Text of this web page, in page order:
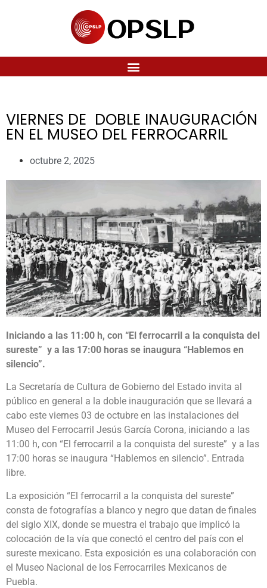
VIERNES DE DOBLE INAUGURACIÓN
EN EL MUSEO DEL FERROCARRIL
octubre 2, 2025
Iniciando a las 11:00 h, con “El ferrocarril a la conquista del
sureste” y a las 17:00 horas se inaugura “Hablemos en
silencio”.
La Secretaría de Cultura de Gobierno del Estado invita al
público en general a la doble inauguración que se llevará a
cabo este viernes 03 de octubre en las instalaciones del
Museo del Ferrocarril Jesús García Corona, iniciando a las
11:00 h, con “El ferrocarril a la conquista del sureste” y a las
17:00 horas se inaugura “Hablemos en silencio”. Entrada
libre.
La exposición “El ferrocarril a la conquista del sureste”
consta de fotografías a blanco y negro que datan de finales
del siglo XIX, donde se muestra el trabajo que implicó la
colocación de la vía que conectó el centro del país con el
sureste mexicano. Esta exposición es una colaboración con
el Museo Nacional de los Ferrocarriles Mexicanos de
Puebla.